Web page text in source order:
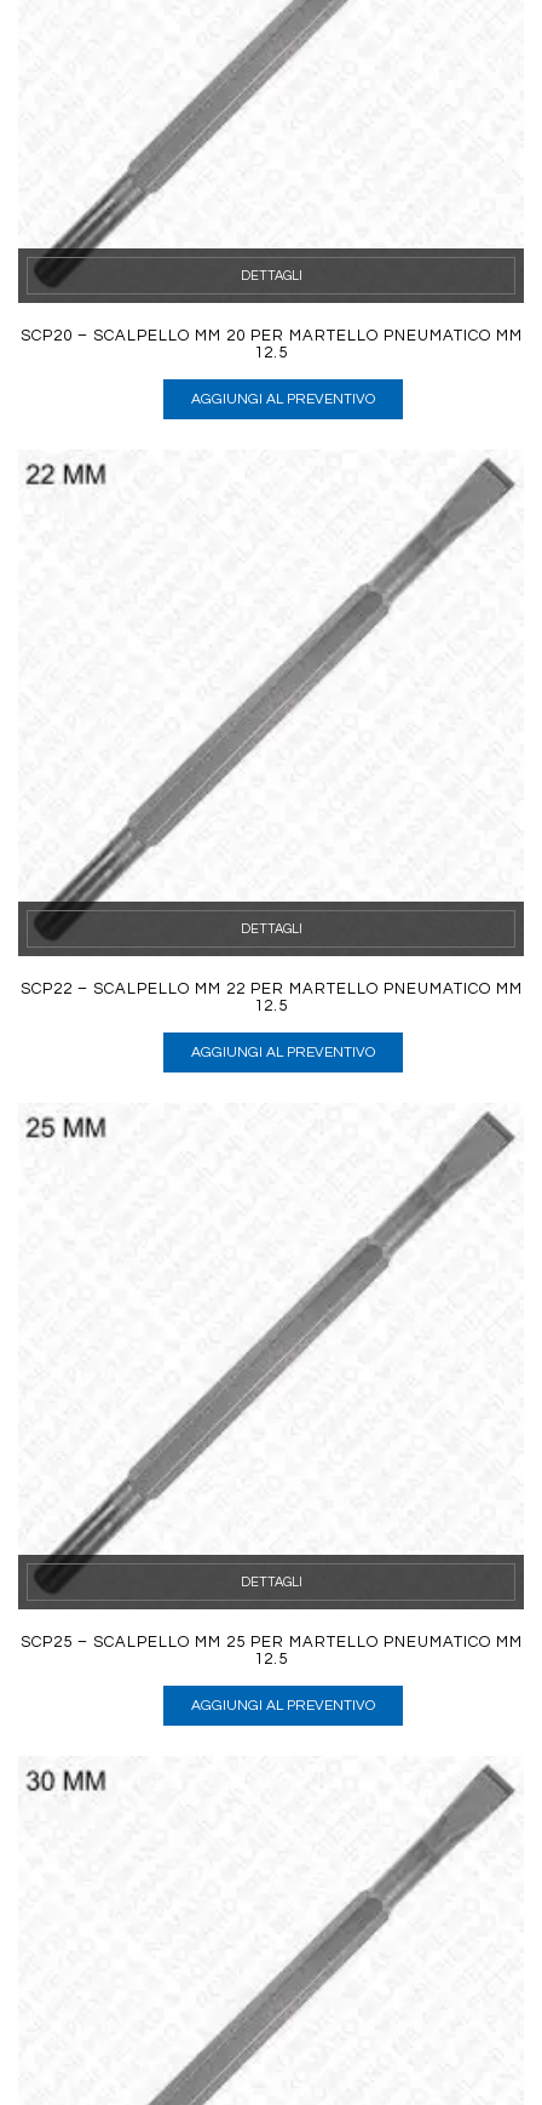
DETTAGLI
SCP20 – SCALPELLO MM 20 PER MARTELLO PNEUMATICO MM
12.5
AGGIUNGI AL PREVENTIVO
DETTAGLI
SCP22 – SCALPELLO MM 22 PER MARTELLO PNEUMATICO MM
12.5
AGGIUNGI AL PREVENTIVO
DETTAGLI
SCP25 – SCALPELLO MM 25 PER MARTELLO PNEUMATICO MM
12.5
AGGIUNGI AL PREVENTIVO